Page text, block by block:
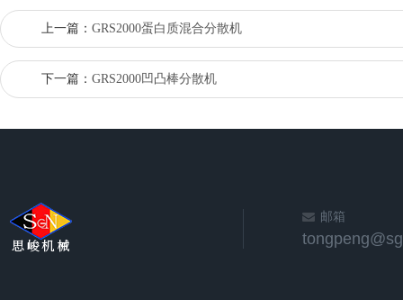
上一篇： GRS2000蛋白质混合分散机
下一篇： GRS2000凹凸棒分散机
邮箱